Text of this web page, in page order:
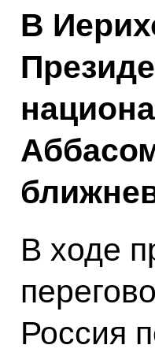
В
В ходе
Россия